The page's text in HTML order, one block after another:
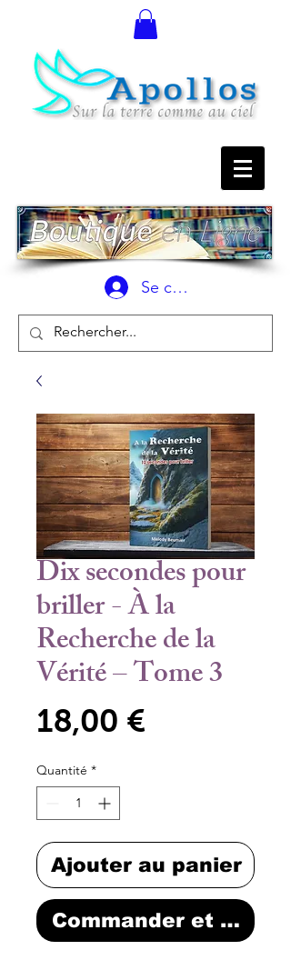
Se connecter
Dix secondes pour
briller - À la
Recherche de la
Vérité – Tome 3
18,00 €
Quantité *
Ajouter au panier
Commander et payer